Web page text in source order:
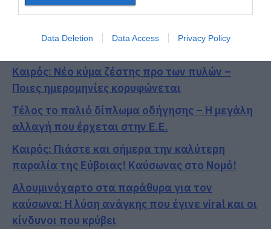
Data Deletion Data Access Privacy Policy
Καιρός: Νέο κύμα ζέστης προ των πυλών –
Ποιες ημερομηνίες κορυφώνεται
Τέλος το παλιό δίπλωμα οδήγησης – Η μεγάλη
αλλαγή που έρχεται στην Ε.Ε.
Καιρός: Πιάστε και σήμερα την καλύτερη
παραλία της Εύβοιας! Καύσωνας στο Νομό!
Αλουμινόχαρτο στα παράθυρα για τον
καύσωνα: Η λύση ανάγκης που έγινε viral και οι
κίνδυνοι που κρύβει